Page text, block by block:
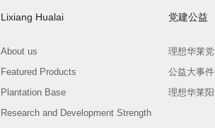
Lixiang Hualai
About us
Featured Products
Plantation Base
Research and Development Strength
党建公益
理想华莱
公益大事件
理想华莱